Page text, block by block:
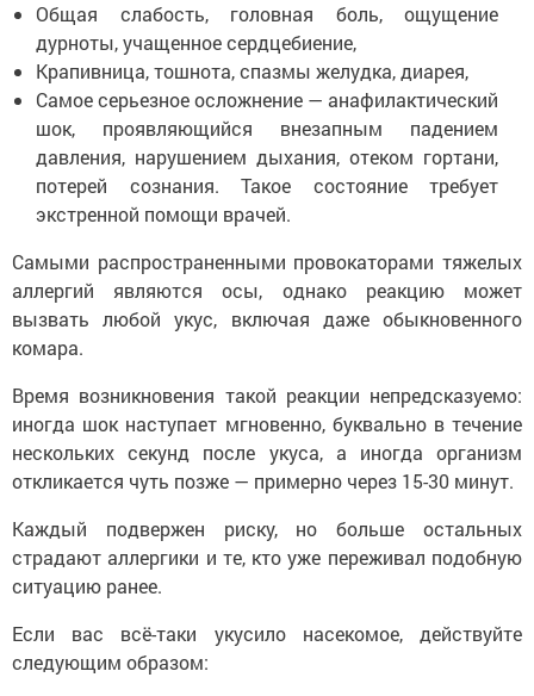
Общая слабость, головная боль, ощущение
дурноты, учащенное сердцебиение,
Крапивница, тошнота, спазмы желудка, диарея,
Самое серьезное осложнение — анафилактический
шок, проявляющийся внезапным падением
давления, нарушением дыхания, отеком гортани,
потерей сознания. Такое состояние требует
экстренной помощи врачей.
Самыми распространенными провокаторами тяжелых
аллергий являются осы, однако реакцию может
вызвать любой укус, включая даже обыкновенного
комара.
Время возникновения такой реакции непредсказуемо:
иногда шок наступает мгновенно, буквально в течение
нескольких секунд после укуса, а иногда организм
откликается чуть позже — примерно через 15-30 минут.
Каждый подвержен риску, но больше остальных
страдают аллергики и те, кто уже переживал подобную
ситуацию ранее.
Если вас всё-таки укусило насекомое, действуйте
следующим образом: